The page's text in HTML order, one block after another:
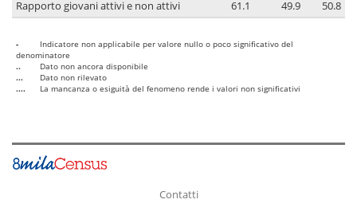
Rapporto giovani attivi e non attivi 61.1 49.9 50.8
-
Indicatore non applicabile per valore nullo o poco significativo del
denominatore
..
Dato non ancora disponibile
...
Dato non rilevato
....
La mancanza o esiguità del fenomeno rende i valori non significativi
Contatti